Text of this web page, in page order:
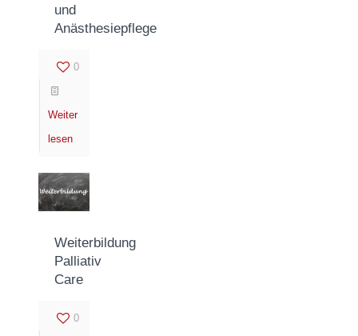
und
Anästhesiepflege
0
Weiter
lesen
Weiterbildung
Palliativ
Care
0